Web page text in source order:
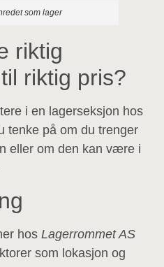
som lager
riktig
riktig pris?
i en lagerseksjon hos
tenke på om du trenger
eller om den kan være i
hos Lagerrommet AS
som lokasjon og